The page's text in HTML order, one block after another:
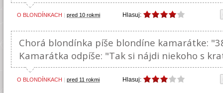
O BLONDÍNKACH | pred 10 rokmi Hlasuj:
Chorá blondínka píše blondíne kamarátke:
Kamarátka odpíše: "Tak si nájdi niekoho s
O BLONDÍNKACH | pred 11 rokmi Hlasuj: